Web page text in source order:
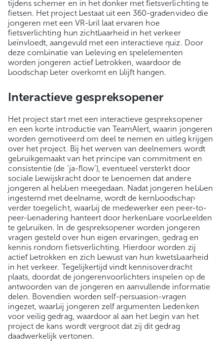
tijdens schemer en in het donker met fietsverlichting te
fietsen. Het project bestaat uit een 360-gradenvideo die
jongeren met een VR-bril laat ervaren hoe
fietsverlichting hun zichtbaarheid in het verkeer
beïnvloedt, aangevuld met een interactieve quiz. Door
deze combinatie van beleving en spelelementen
worden jongeren actief betrokken, waardoor de
boodschap beter overkomt en blijft hangen.
Interactieve gespreksopener
Het project start met een interactieve gespreksopener
en een korte introductie van TeamAlert, waarin jongeren
worden gemotiveerd om deel te nemen en uitleg krijgen
over het project. Bij het werven van deelnemers wordt
gebruikgemaakt van het principe van commitment en
consistentie (de ‘ja-flow’), eventueel versterkt door
sociale bewijskracht door te benoemen dat andere
jongeren al hebben meegedaan. Nadat jongeren hebben
ingestemd met deelname, wordt de kernboodschap
verder toegelicht, waarbij de medewerker een peer-to-
peer-benadering hanteert door herkenbare voorbeelden
te gebruiken. In de gespreksopener worden jongeren
vragen gesteld over hun eigen ervaringen, gedrag en
kennis rondom fietsverlichting. Hierdoor worden zij
actief betrokken en zich bewust van hun kwetsbaarheid
in het verkeer. Tegelijkertijd vindt kennisoverdracht
plaats, doordat de jongerenvoorlichters inspelen op de
antwoorden van de jongeren en aanvullende informatie
delen. Bovendien worden self-persuasion-vragen
ingezet, waarbij jongeren zelf argumenten bedenken
voor veilig gedrag, waardoor al aan het begin van het
project de kans wordt vergroot dat zij dit gedrag
daadwerkelijk vertonen.